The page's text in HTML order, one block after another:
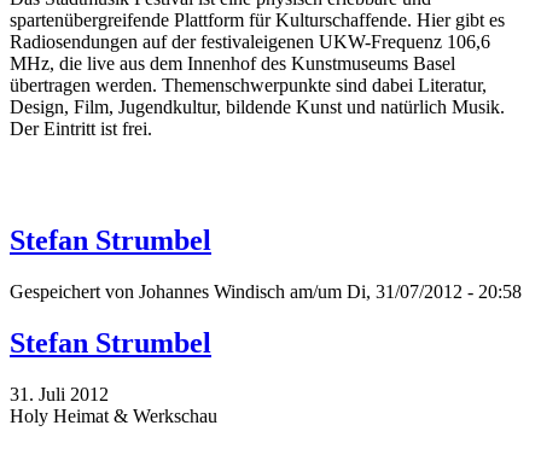
spartenübergreifende Plattform für Kulturschaffende. Hier gibt es
Radiosendungen auf der festivaleigenen UKW-Frequenz 106,6
MHz, die live aus dem Innenhof des Kunstmuseums Basel
übertragen werden. Themenschwerpunkte sind dabei Literatur,
Design, Film, Jugendkultur, bildende Kunst und natürlich Musik.
Der Eintritt ist frei.
Stefan Strumbel
Gespeichert von Johannes Windisch am/um Di, 31/07/2012 - 20:58
Stefan Strumbel
31. Juli 2012
Holy Heimat & Werkschau